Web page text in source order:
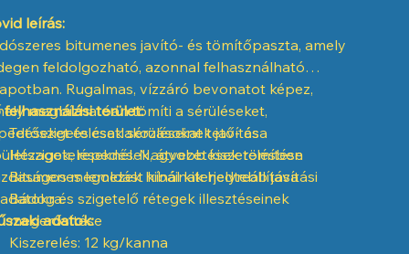
leírás:
bitumenes javító- és tömítőpaszta, amely
feldolgozható, azonnal felhasználható
Rugalmas, vízzáró bevonatot képez,
megbízhatóan tömíti a sérüléseket,
és csatlakozásokat tető- és
Nagyobb kiszerelésben
megoldást kínál kiterjedtebb javítási
felhasználási terület:
Tetőszigetelések sérüléseinek javítása
Hézagok, repedések, átvezetések tömítése
Bitumenes lemezek hibáinak helyreállítása
Bádog és szigetelő rétegek illesztéseinek
megerősítése
adatok:
Kiszerelés: 12 kg/kanna